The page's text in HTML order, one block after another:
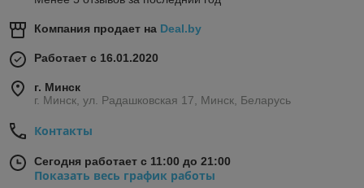
Компания продает на Deal.by
Работает с 16.01.2020
г. Минск
г. Минск, ул. Радашковская 17, Минск, Беларусь
Контакты
Сегодня работает с 11:00 до 21:00
Показать весь график работы